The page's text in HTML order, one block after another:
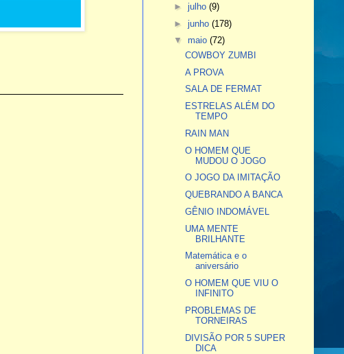
►julho(9)
►junho(178)
▼maio(72)
COWBOY ZUMBI
A PROVA
SALA DE FERMAT
ESTRELAS ALÉM DO
TEMPO
RAIN MAN
O HOMEM QUE
MUDOU O JOGO
O JOGO DA IMITAÇÃO
QUEBRANDO A BANCA
GÊNIO INDOMÁVEL
UMA MENTE
BRILHANTE
Matemática e o
aniversário
O HOMEM QUE VIU O
INFINITO
PROBLEMAS DE
TORNEIRAS
DIVISÃO POR 5 SUPER
DICA